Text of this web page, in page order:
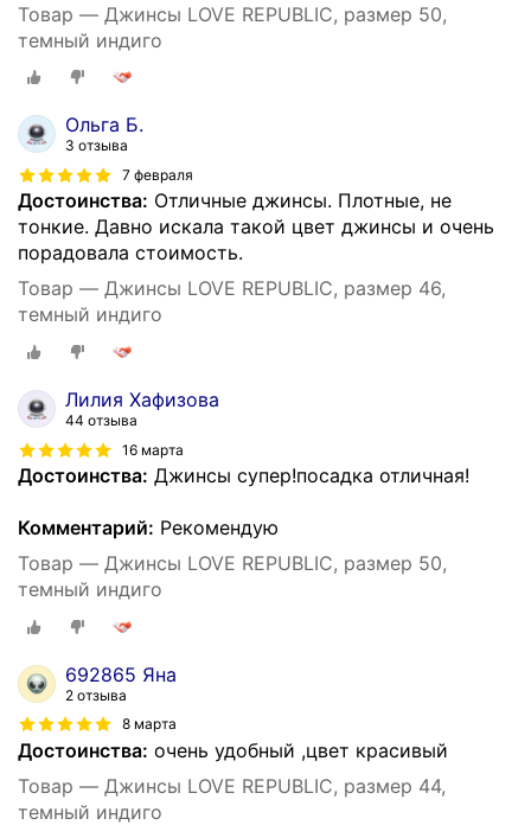
Товар — Джинсы LOVE REPUBLIC, размер 50,
темный индиго
Ольга Б.
3 отзыва
7 февраля
Достоинства: Отличные джинсы. Плотные, не
тонкие. Давно искала такой цвет джинсы и очень
порадовала стоимость.
Товар — Джинсы LOVE REPUBLIC, размер 46,
темный индиго
Лилия Хафизова
44 отзыва
16 марта
Достоинства: Джинсы супер!посадка отличная!
Комментарий: Рекомендую
Товар — Джинсы LOVE REPUBLIC, размер 50,
темный индиго
692865 Яна
2 отзыва
8 марта
Достоинства: очень удобный ,цвет красивый
Товар — Джинсы LOVE REPUBLIC, размер 44,
темный индиго